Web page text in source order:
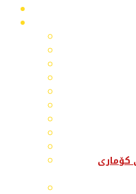
کۆماری